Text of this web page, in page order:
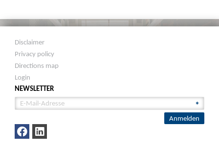
Disclaimer
Privacy policy
Directions map
Login
NEWSLETTER